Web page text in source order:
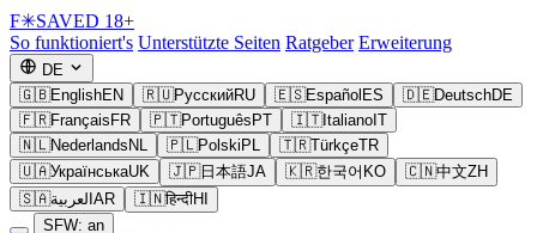
F✳SAVED 18+
So funktioniert's Unterstützte Seiten Ratgeber Erweiterung
DE
🇬🇧EnglishEN 🇷🇺РусскийRU 🇪🇸Español ES 🇩🇪DeutschDE
🇫🇷Français FR 🇵🇹Português PT 🇮🇹Italiano IT
🇳🇱Nederlands NL 🇵🇱Polski PL 🇹🇷TürkçeTR
🇺🇦УкраїнськаUK 🇯🇵日本語JA 🇰🇷한국어 KO 🇨🇳中文ZH
🇸🇦العربية AR 🇮🇳हिन्दीHI
SFW: an